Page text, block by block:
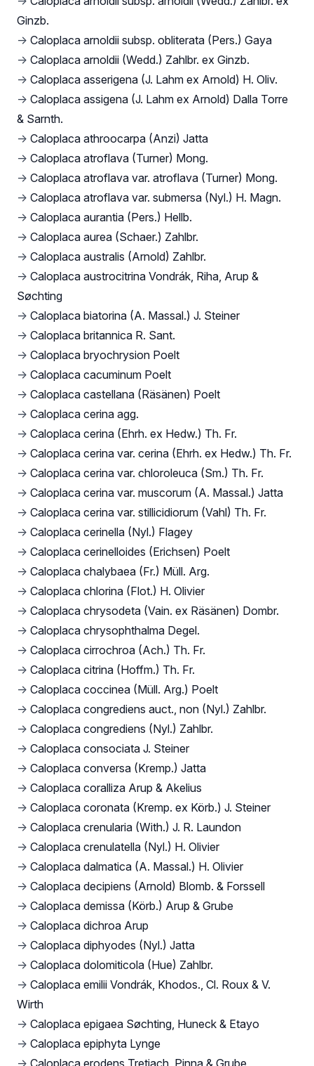
Ginzb.
→ Caloplaca arnoldii subsp. obliterata (Pers.) Gaya
→ Caloplaca arnoldii (Wedd.) Zahlbr. ex Ginzb.
→ Caloplaca asserigena (J. Lahm ex Arnold) H. Oliv.
→ Caloplaca assigena (J. Lahm ex Arnold) Dalla Torre
& Sarnth.
→ Caloplaca athroocarpa (Anzi) Jatta
→ Caloplaca atroflava (Turner) Mong.
→ Caloplaca atroflava var. atroflava (Turner) Mong.
→ Caloplaca atroflava var. submersa (Nyl.) H. Magn.
→ Caloplaca aurantia (Pers.) Hellb.
→ Caloplaca aurea (Schaer.) Zahlbr.
→ Caloplaca australis (Arnold) Zahlbr.
→ Caloplaca austrocitrina Vondrák, Riha, Arup &
Søchting
→ Caloplaca biatorina (A. Massal.) J. Steiner
→ Caloplaca britannica R. Sant.
→ Caloplaca bryochrysion Poelt
→ Caloplaca cacuminum Poelt
→ Caloplaca castellana (Räsänen) Poelt
→ Caloplaca cerina agg.
→ Caloplaca cerina (Ehrh. ex Hedw.) Th. Fr.
→ Caloplaca cerina var. cerina (Ehrh. ex Hedw.) Th. Fr.
→ Caloplaca cerina var. chloroleuca (Sm.) Th. Fr.
→ Caloplaca cerina var. muscorum (A. Massal.) Jatta
→ Caloplaca cerina var. stillicidiorum (Vahl) Th. Fr.
→ Caloplaca cerinella (Nyl.) Flagey
→ Caloplaca cerinelloides (Erichsen) Poelt
→ Caloplaca chalybaea (Fr.) Müll. Arg.
→ Caloplaca chlorina (Flot.) H. Olivier
→ Caloplaca chrysodeta (Vain. ex Räsänen) Dombr.
→ Caloplaca chrysophthalma Degel.
→ Caloplaca cirrochroa (Ach.) Th. Fr.
→ Caloplaca citrina (Hoffm.) Th. Fr.
→ Caloplaca coccinea (Müll. Arg.) Poelt
→ Caloplaca congrediens auct., non (Nyl.) Zahlbr.
→ Caloplaca congrediens (Nyl.) Zahlbr.
→ Caloplaca consociata J. Steiner
→ Caloplaca conversa (Kremp.) Jatta
→ Caloplaca coralliza Arup & Akelius
→ Caloplaca coronata (Kremp. ex Körb.) J. Steiner
→ Caloplaca crenularia (With.) J. R. Laundon
→ Caloplaca crenulatella (Nyl.) H. Olivier
→ Caloplaca dalmatica (A. Massal.) H. Olivier
→ Caloplaca decipiens (Arnold) Blomb. & Forssell
→ Caloplaca demissa (Körb.) Arup & Grube
→ Caloplaca dichroa Arup
→ Caloplaca diphyodes (Nyl.) Jatta
→ Caloplaca dolomiticola (Hue) Zahlbr.
→ Caloplaca emilii Vondrák, Khodos., Cl. Roux & V.
Wirth
→ Caloplaca epigaea Søchting, Huneck & Etayo
→ Caloplaca epiphyta Lynge